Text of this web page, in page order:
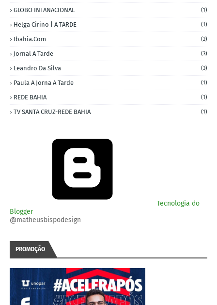
GLOBO INTANACIONAL (1)
Helga Cirino | A TARDE (1)
Ibahia.com (2)
Jornal A Tarde (3)
Leandro Da Silva (3)
Paula A Jorna A Tarde (1)
REDE BAHIA (1)
TV SANTA CRUZ-REDE BAHIA (1)
Tecnologia do
Blogger
@matheusbispodesign
PROMOÇÃO